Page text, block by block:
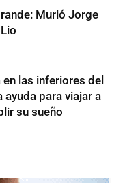
Murió Jorge
las inferiores del
para viajar a
su sueño